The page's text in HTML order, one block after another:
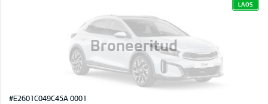
Broneeritud
LAOS
#E2601C049C45A 0001